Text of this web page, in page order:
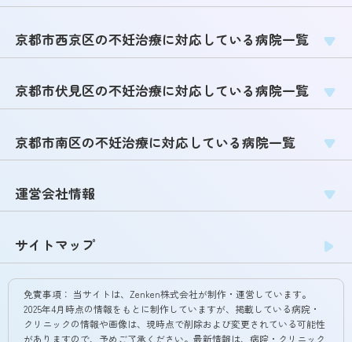
京都市西京区の不妊治療に対応している病院一覧
京都市伏見区の不妊治療に対応している病院一覧
京都市南区の不妊治療に対応している病院一覧
運営会社情報
サイトマップ
免責事項： 当サイトは、Zenken株式会社が制作・運営しています。
2025年4月時点の情報をもとに制作していますが、掲載している病院・
クリニックの情報や画像は、現時点で削除および変更されている可能性
がありますので、予めご了承ください。最新情報は、病院・クリニック